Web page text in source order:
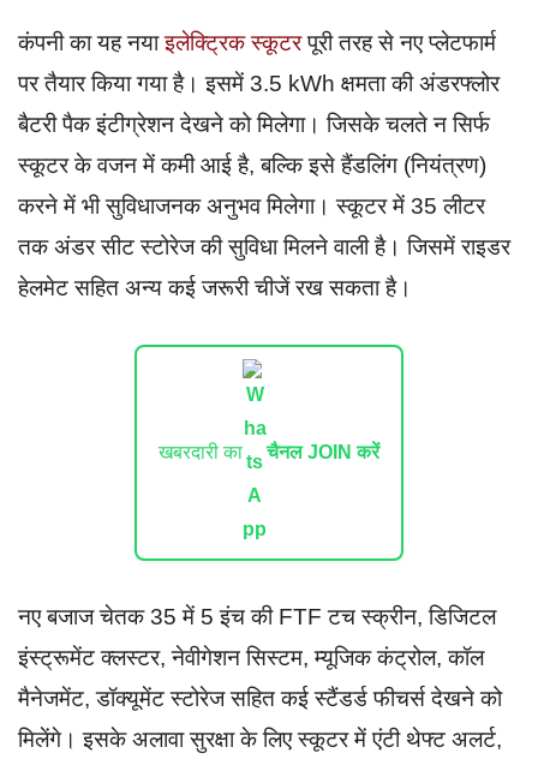
कंपनी का यह नयाइलेक्ट्रिक स्कूटरपूरी तरह से नए प्लेटफार्म
पर तैयार किया गया है। इसमें 3.5 kWh क्षमता की अंडरफ्लोर
बैटरी पैक इंटीग्रेशन देखने को मिलेगा। जिसके चलते न सिर्फ
स्कूटर के वजन में कमी आई है, बल्कि इसे हैंडलिंग (नियंत्रण)
करने में भी सुविधाजनक अनुभव मिलेगा। स्कूटर में 35 लीटर
तक अंडर सीट स्टोरेज की सुविधा मिलने वाली है। जिसमें राइडर
हेलमेट सहित अन्य कई जरूरी चीजें रख सकता है।
खबरदारी का चैनल JOIN करें
नए बजाज चेतक 35 में 5 इंच की FTF टच स्क्रीन, डिजिटल
इंस्ट्रूमेंट क्लस्टर, नेवीगेशन सिस्टम, म्यूजिक कंट्रोल, कॉल
मैनेजमेंट, डॉक्यूमेंट स्टोरेज सहित कई स्टैंडर्ड फीचर्स देखने को
मिलेंगे। इसके अलावा सुरक्षा के लिए स्कूटर में एंटी थेफ्ट अलर्ट,